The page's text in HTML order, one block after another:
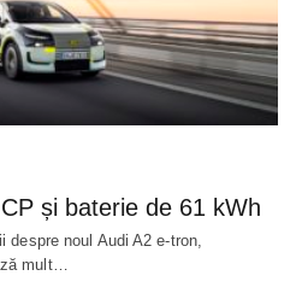
și baterie de 61 kWh
despre noul Audi A2 e-tron,
mult…